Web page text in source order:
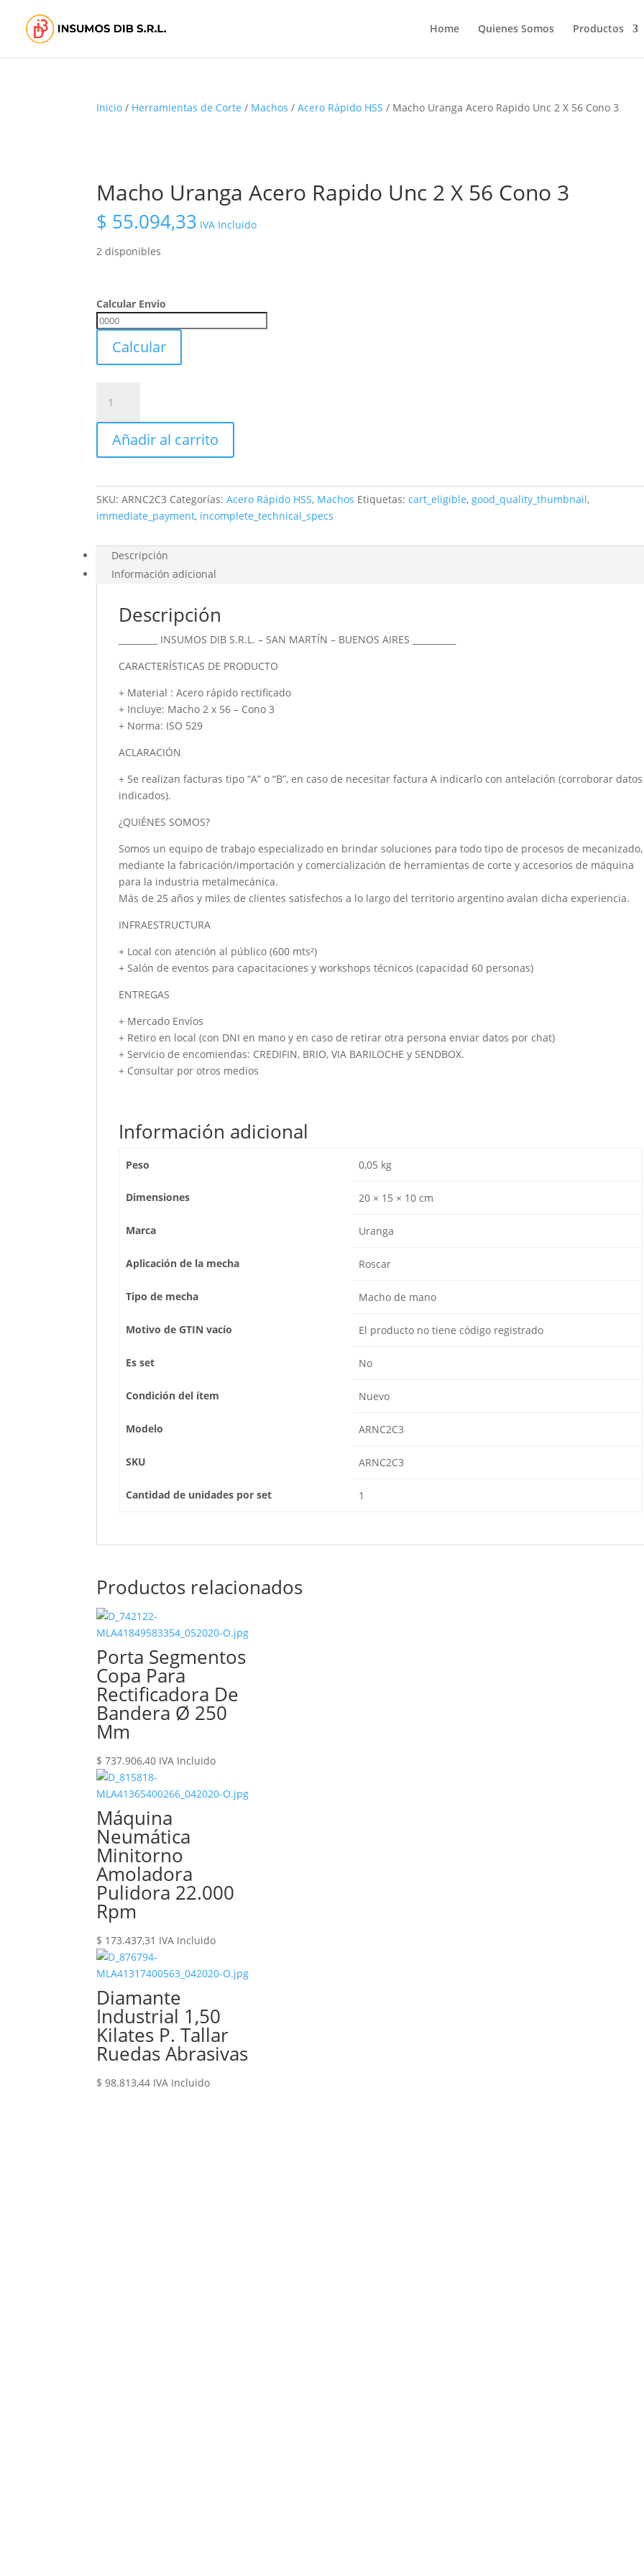
Home Quienes Somos Productos
Inicio / Herramientas de Corte / Machos /Acero Rápido HSS / Macho Uranga Acero Rapido Unc 2 X 56 Cono 3
Macho Uranga Acero Rapido Unc 2 X 56 Cono 3
$ 55.094,33 IVA Incluido
2 disponibles
Calcular Envio
Calcular
Envio
Calcular
Uranga
Acero
Rapido
Unc
X
56
Cono
cantidad
Añadir al carrito
SKU:ARNC2C3 Categorías:Acero Rápido HSS, Machos Etiquetas:cart_eligible,good_quality_thumbnail,
immediate_payment, incomplete_technical_specs
Descripción
Información adicional
Descripción
_________ INSUMOS DIB S.R.L. – SAN MARTÍN – BUENOS AIRES __________
CARACTERÍSTICAS DE PRODUCTO
+ Material : Acero rápido rectificado
+ Incluye: Macho 2 x 56 – Cono 3
+ Norma: ISO 529
ACLARACIÓN
+ Se realizan facturas tipo “A” o “B”, en caso de necesitar factura A indicarlo con antelación (corroborar datos
indicados).
¿QUIÉNES SOMOS?
Somos un equipo de trabajo especializado en brindar soluciones para todo tipo de procesos de mecanizado,
mediante la fabricación/importación y comercialización de herramientas de corte y accesorios de máquina
para la industria metalmecánica.
Más de 25 años y miles de clientes satisfechos a lo largo del territorio argentino avalan dicha experiencia.
INFRAESTRUCTURA
+ Local con atención al público (600 mts²)
+ Salón de eventos para capacitaciones y workshops técnicos (capacidad 60 personas)
ENTREGAS
+ Mercado Envíos
+ Retiro en local (con DNI en mano y en caso de retirar otra persona enviar datos por chat)
+ Servicio de encomiendas: CREDIFIN, BRIO, VIA BARILOCHE y SENDBOX.
+ Consultar por otros medios
Información adicional
Peso 0,05 kg
Dimensiones 20 × 15 × 10 cm
Marca Uranga
Aplicación de la mecha Roscar
Tipo de mecha Macho de mano
Motivo de GTIN vacío El producto no tiene código registrado
Es set No
Condición del ítem Nuevo
Modelo ARNC2C3
SKU ARNC2C3
Cantidad de unidades por set 1
Productos relacionados
Porta Segmentos
Copa Para
Rectificadora De
Bandera Ø 250
Mm
$ 737.906,40 IVA Incluido
Máquina
Neumática
Minitorno
Amoladora
Pulidora 22.000
Rpm
$ 173.437,31 IVA Incluido
Diamante
Industrial 1,50
Kilates P. Tallar
Ruedas Abrasivas
$ 98.813,44 IVA Incluido